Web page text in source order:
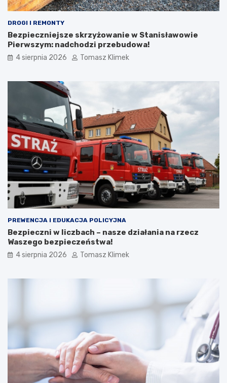
DROGI I REMONTY
Bezpieczniejsze skrzyżowanie w Stanisławowie
Pierwszym: nadchodzi przebudowa!
4 sierpnia 2026 Tomasz Klimek
PREWENCJA I EDUKACJA POLICYJNA
Bezpieczni w liczbach – nasze działania na rzecz
Waszego bezpieczeństwa!
4 sierpnia 2026 Tomasz Klimek